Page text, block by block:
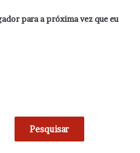
para a próxima vez que eu
Pesquisar